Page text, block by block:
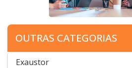
OUTRAS CATEGORIAS
Exaustor